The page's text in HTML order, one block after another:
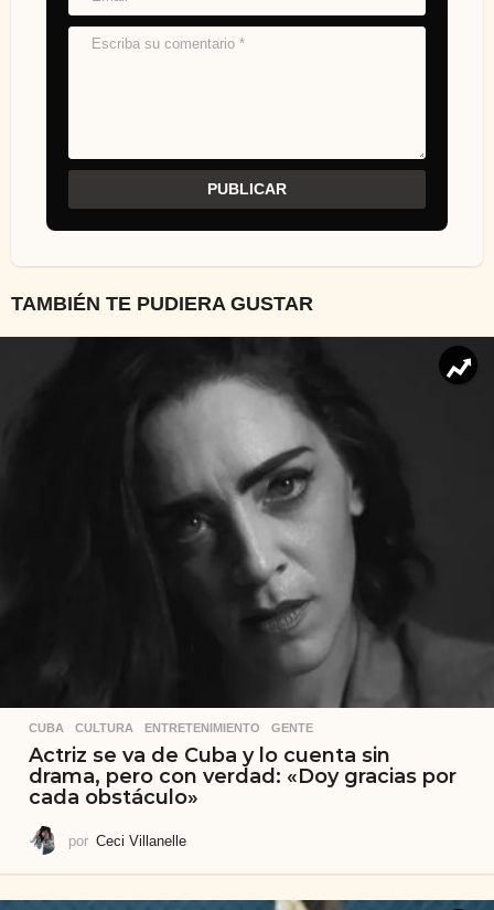
TAMBIÉN TE PUDIERA GUSTAR
CUBA ,CULTURA ,ENTRETENIMIENTO ,GENTE
Actriz se va de Cuba y lo cuenta sin
drama, pero con verdad: «Doy gracias por
cada obstáculo»
por Ceci Villanelle